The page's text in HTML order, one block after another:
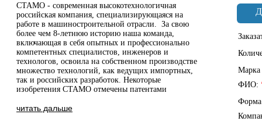
СТАМО - современная высокотехнологичная
российская компания, специализирующаяся на
работе в машиностроительной отрасли. За свою
более чем 8-летнюю историю наша команда,
включающая в себя опытных и профессионально
компетентных специалистов, инженеров и
технологов, освоила на собственном производстве
множество технологий, как ведущих импортных,
так и российских разработок. Некоторые
изобретения СТАМО отмечены патентами
читать дальше
Марка
ФИО:
Форма